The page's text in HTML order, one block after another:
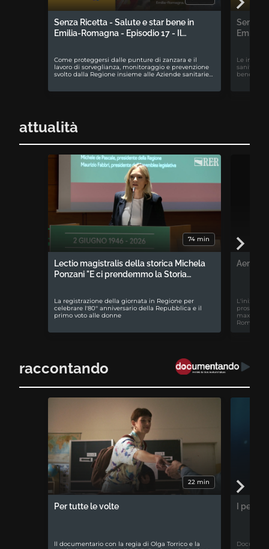
Senza Ricetta - Salute e star bene in
Emilia-Romagna - Episodio 17 - Il…
Come proteggersi dalle punture di zanzara e il
lavoro di sorveglianza, monitoraggio e prevenzione
svolto dalla Regione insieme alle Aziende sanitarie…
Senza
Emilia-
Le
sanitari
attualità
74 min
Lectio magistralis della storica Michela
Ponzani "E ci prendemmo la Storia…
La registrazione della giornata in Regione per
celebrare l'80° anniversario della Repubblica e il
primo voto alle donne
Aemilia
Romagna
raccontando
22 min
Per tutte le volte
ll documentario con la regia di Olga Torrico e la
I